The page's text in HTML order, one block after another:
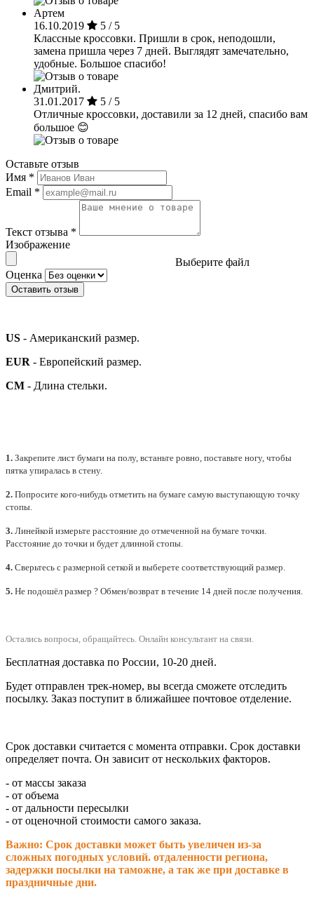
Артем
16.10.2019
5 / 5
Классные кроссовки. Пришли в срок, неподошли,
замена пришла через 7 дней. Выглядят замечательно,
удобные. Большое спасибо!
Дмитрий.
31.01.2017
5 / 5
Отличные кроссовки, доставили за 12 дней, спасибо вам
большое 😊
Оставьте отзыв
Имя *
Email *
Текст отзыва *
Изображение
Выберите файл
Оценка
Оставить отзыв
US - Американский размер.
EUR - Европейский размер.
СМ - Длина стельки.
1. Закрепите лист бумаги на полу, встаньте ровно, поставьте ногу, чтобы
пятка упиралась в стену.
2. Попросите кого-нибудь отметить на бумаге самую выступающую точку
стопы.
3. Линейкой измерьте расстояние до отмеченной на бумаге точки.
Расстояние до точки и будет длинной стопы.
4. Сверьтесь с размерной сеткой и выберете соответствующий размер.
5. Не подошёл размер ? Обмен/возврат в течение 14 дней после получения.
Остались вопросы, обращайтесь. Онлайн консультант на связи.
Бесплатная доставка по России, 10-20 дней.
Будет отправлен трек-номер, вы всегда сможете отследить
посылку. Заказ поступит в ближайшее почтовое отделение.
Срок доставки считается с момента отправки. Срок доставки
определяет почта. Он зависит от нескольких факторов.
- от массы заказа
- от объема
- от дальности пересылки
- от оценочной стоимости самого заказа.
Важно: Срок доставки может быть увеличен из-за
сложных погодных условий. отдаленности региона,
задержки посылки на таможне, а так же при доставке в
праздничные дни.